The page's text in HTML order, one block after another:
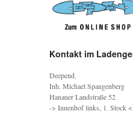
Kontakt im
Deepend.
Inh. Michael Spangenberg
Hanauer Landstraße 52
-> Innenhof links, 1. Stock